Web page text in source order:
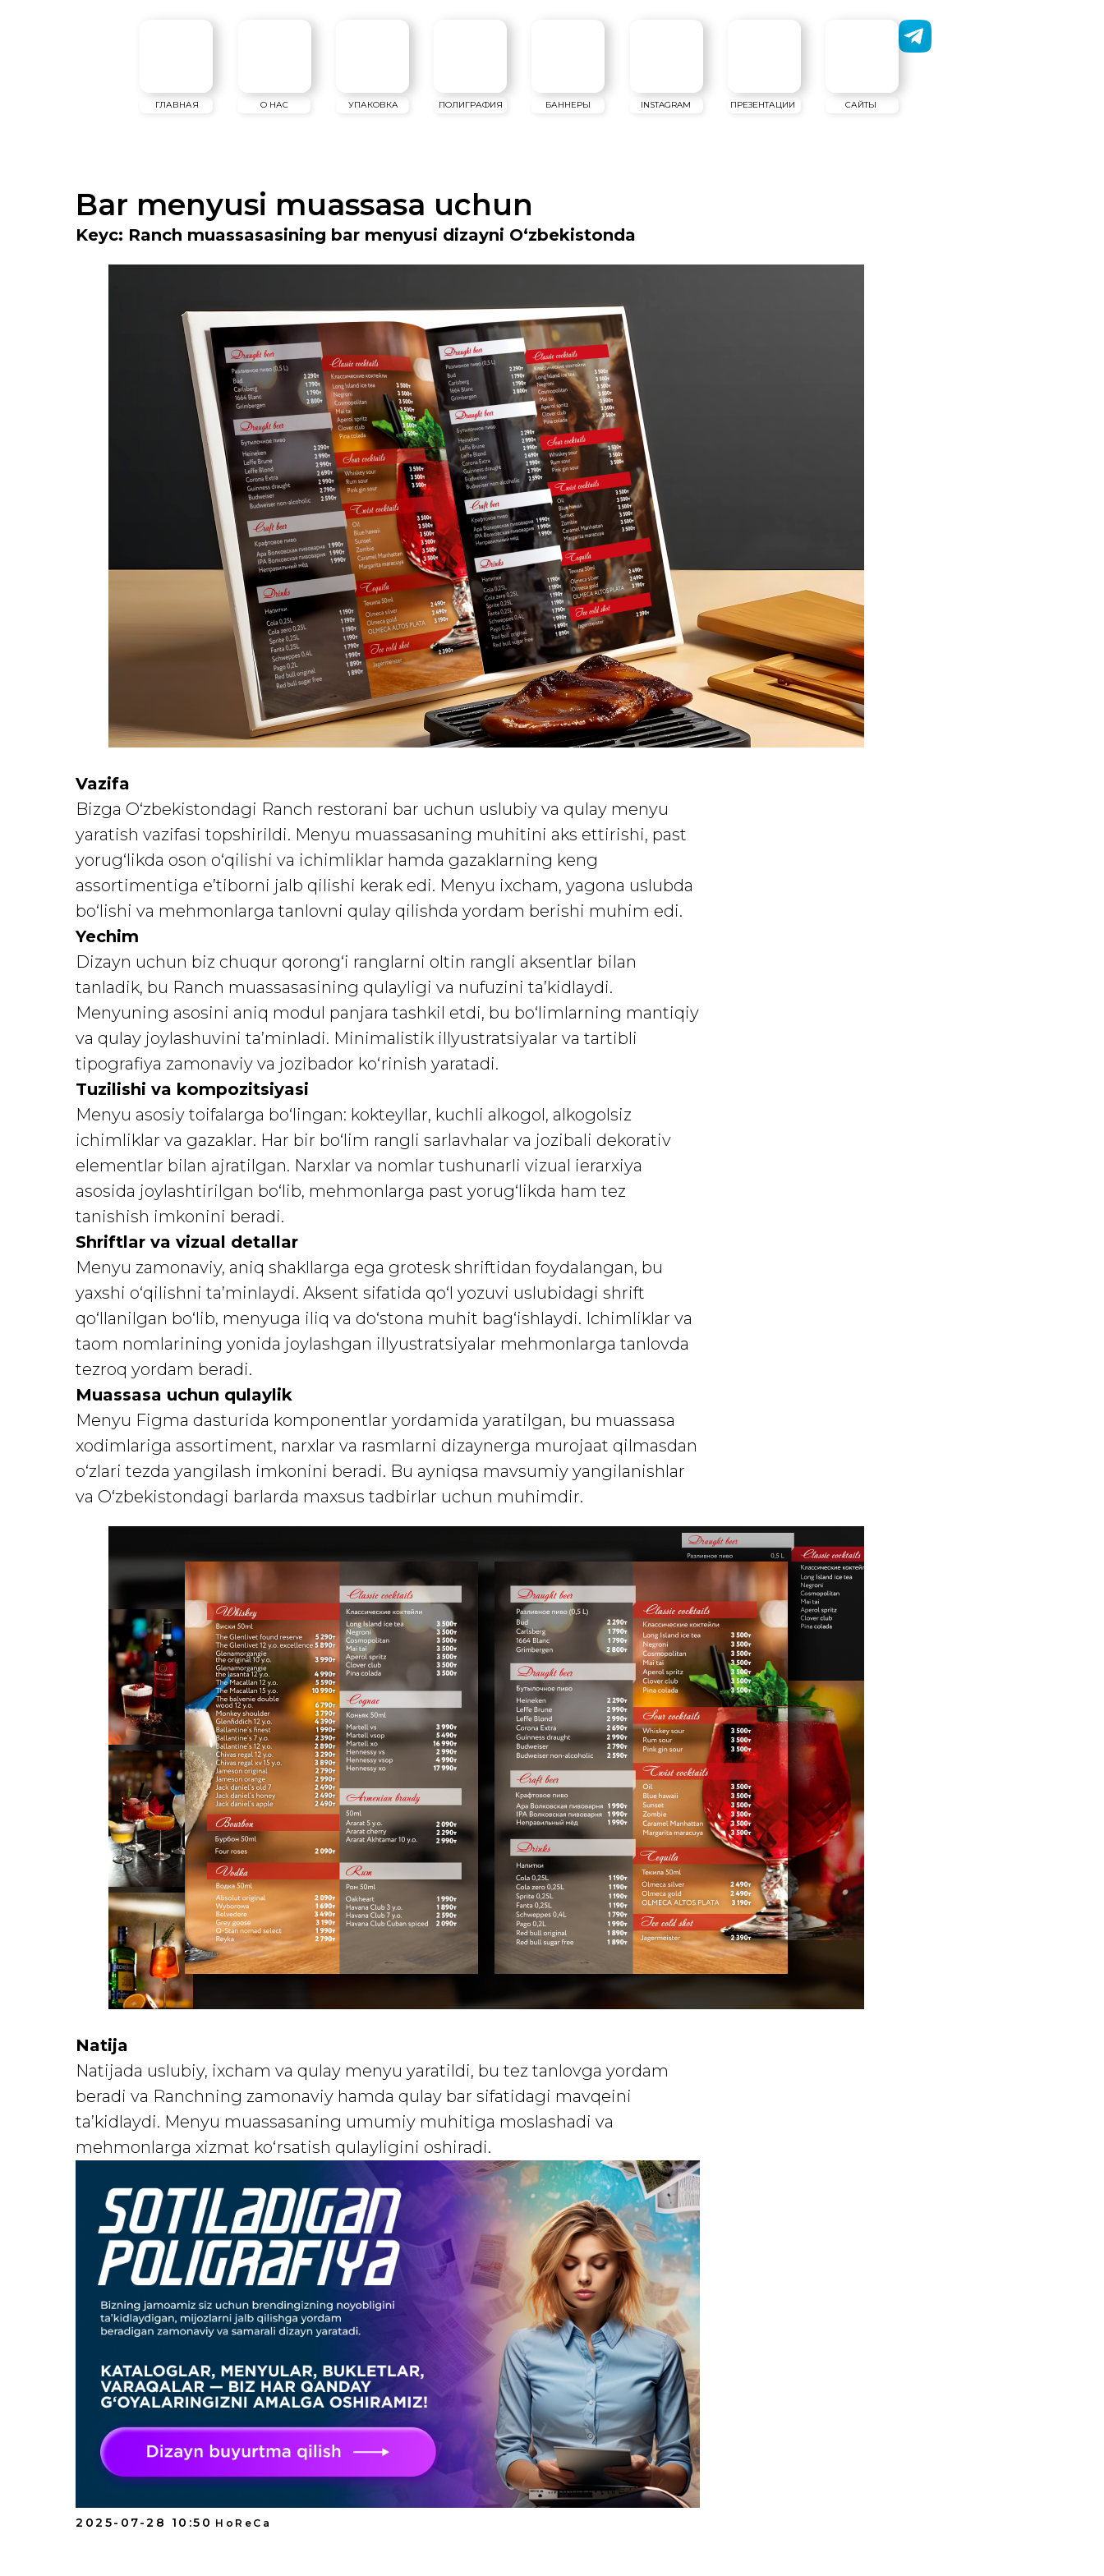
ГЛАВНАЯ О НАС УПАКОВКА ПОЛИГРАФИЯ БАННЕРЫ INSTAGRAM ПРЕЗЕНТАЦИИ САЙТЫ
Bar menyusi muassasa uchun
Kеyс: Ranch muassasasining bar menyusi dizayni O‘zbekistonda
Vazifa
Bizga O‘zbekistondagi Ranch restorani bar uchun uslubiy va qulay menyu
yaratish vazifasi topshirildi. Menyu muassasaning muhitini aks ettirishi, past
yorug‘likda oson o‘qilishi va ichimliklar hamda gazaklarning keng
assortimentiga e’tiborni jalb qilishi kerak edi. Menyu ixcham, yagona uslubda
bo‘lishi va mehmonlarga tanlovni qulay qilishda yordam berishi muhim edi.
Yechim
Dizayn uchun biz chuqur qorong‘i ranglarni oltin rangli aksentlar bilan
tanladik, bu Ranch muassasasining qulayligi va nufuzini ta’kidlaydi.
Menyuning asosini aniq modul panjara tashkil etdi, bu bo‘limlarning mantiqiy
va qulay joylashuvini ta’minladi. Minimalistik illyustratsiyalar va tartibli
tipografiya zamonaviy va jozibador ko‘rinish yaratadi.
Tuzilishi va kompozitsiyasi
Menyu asosiy toifalarga bo‘lingan: kokteyllar, kuchli alkogol, alkogolsiz
ichimliklar va gazaklar. Har bir bo‘lim rangli sarlavhalar va jozibali dekorativ
elementlar bilan ajratilgan. Narxlar va nomlar tushunarli vizual ierarxiya
asosida joylashtirilgan bo‘lib, mehmonlarga past yorug‘likda ham tez
tanishish imkonini beradi.
Shriftlar va vizual detallar
Menyu zamonaviy, aniq shakllarga ega grotesk shriftidan foydalangan, bu
yaxshi o‘qilishni ta’minlaydi. Aksent sifatida qo‘l yozuvi uslubidagi shrift
qo‘llanilgan bo‘lib, menyuga iliq va do‘stona muhit bag‘ishlaydi. Ichimliklar va
taom nomlarining yonida joylashgan illyustratsiyalar mehmonlarga tanlovda
tezroq yordam beradi.
Muassasa uchun qulaylik
Menyu Figma dasturida komponentlar yordamida yaratilgan, bu muassasa
xodimlariga assortiment, narxlar va rasmlarni dizaynerga murojaat qilmasdan
o‘zlari tezda yangilash imkonini beradi. Bu ayniqsa mavsumiy yangilanishlar
va O‘zbekistondagi barlarda maxsus tadbirlar uchun muhimdir.
Natija
Natijada uslubiy, ixcham va qulay menyu yaratildi, bu tez tanlovga yordam
beradi va Ranchning zamonaviy hamda qulay bar sifatidagi mavqeini
ta’kidlaydi. Menyu muassasaning umumiy muhitiga moslashadi va
mehmonlarga xizmat ko‘rsatish qulayligini oshiradi.
2025-07-28 10:50 HoReCa
Создание, поддержка и продвижение сайтов в Узбекистане
О НАС УПАКОВКА ПОЛИГРАФИЯ INSTAGRAM ПРЕЗЕНТАЦИИ